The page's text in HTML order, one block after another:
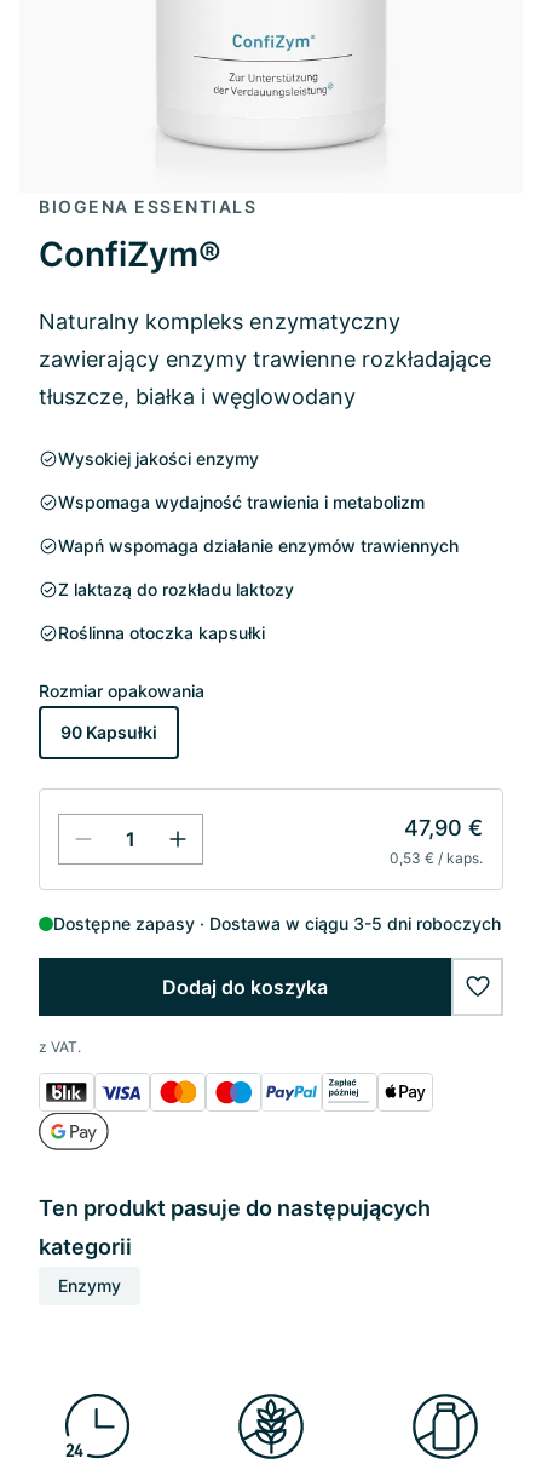
BIOGENA ESSENTIALS
ConfiZym®
Naturalny kompleks enzymatyczny
zawierający enzymy trawienne rozkładające
tłuszcze, białka i węglowodany
Wysokiej jakości enzymy
Wspomaga wydajność trawienia i metabolizm
Wapń wspomaga działanie enzymów trawiennych
Z laktazą do rozkładu laktozy
Roślinna otoczka kapsułki
Rozmiar opakowania
90 Kapsułki
47,90 €
0,53 € / kaps.
Dostępne zapasy Dostawa w ciągu 3-5 dni roboczych
Dodaj do koszyka
z VAT.
Ten produkt pasuje do następujących
kategorii
Enzymy